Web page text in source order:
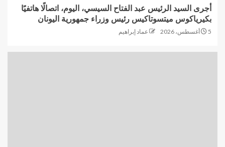
أجرى السيد الرئيس عبد الفتاح السيسي، اليوم، اتصالًا هاتفيًا
بكيرياكوس ميتسوتاكيس رئيس وزراء جمهورية اليونان
5 أغسطس، 2026 عماد إبراهيم